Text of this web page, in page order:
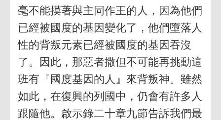
毫不能摸著與主同作王的人，因為他們
已經被國度的基因變化了，他們墮落人
性的背叛元素已經被國度的基因吞沒
了。因此，那惡者撒但不可能再挑動這
班有『國度基因的人』來背叛神。雖然
如此，在復興的列國中，仍會有許多人
跟隨他。啟示錄二十章九節告訴我們最